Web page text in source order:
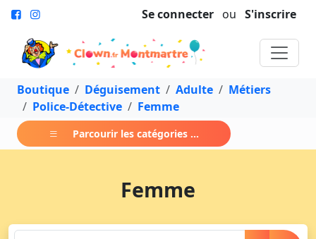
Se connecter ou S'inscrire
Boutique Déguisement Adulte
Métiers
Police-Détective
Femme
Parcourir les catégories ...
Femme